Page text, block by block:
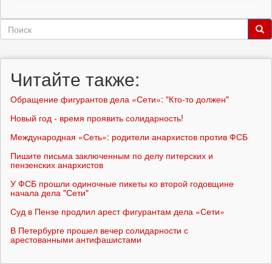
Форма
Читайте также:
Обращение фигурантов дела «Сети»: "Кто-то должен"
Новый год - время проявить солидарность!
Международная «Сеть»: родители анархистов против ФСБ
Пишите письма заключенным по делу питерских и
пензенских анархистов
У ФСБ прошли одиночные пикеты ко второй годовщине
начала дела "Сети"
Суд в Пензе продлил арест фигурантам дела «Сети»
В Петербурге прошел вечер солидарности с
арестованными антифашистами